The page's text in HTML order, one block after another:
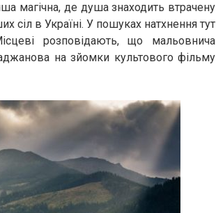
магічна, де душа знаходить втрачену
сіл в Україні. У пошуках натхнення тут
розповідають, що мальовнича
на зйомки культового фільму